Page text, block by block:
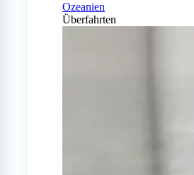
Ozeanien
Überfahrten